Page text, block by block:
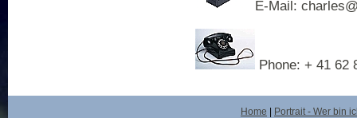
E-Mail:
Phone: + 41 62
Home Portrait - Wer bin